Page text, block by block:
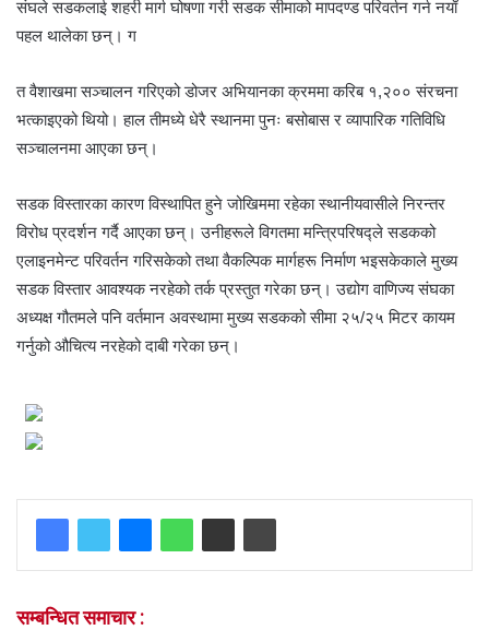
संघले सडकलाई शहरी मार्ग घोषणा गरी सडक सीमाको मापदण्ड परिवर्तन गर्न नयाँ
पहल थालेका छन्। ग
त वैशाखमा सञ्चालन गरिएको डोजर अभियानका क्रममा करिब १,२०० संरचना
भत्काइएको थियो। हाल तीमध्ये धेरै स्थानमा पुनः बसोबास र व्यापारिक गतिविधि
सञ्चालनमा आएका छन्।
सडक विस्तारका कारण विस्थापित हुने जोखिममा रहेका स्थानीयवासीले निरन्तर
विरोध प्रदर्शन गर्दै आएका छन्। उनीहरूले विगतमा मन्त्रिपरिषद्ले सडकको
एलाइनमेन्ट परिवर्तन गरिसकेको तथा वैकल्पिक मार्गहरू निर्माण भइसकेकाले मुख्य
सडक विस्तार आवश्यक नरहेको तर्क प्रस्तुत गरेका छन्। उद्योग वाणिज्य संघका
अध्यक्ष गौतमले पनि वर्तमान अवस्थामा मुख्य सडकको सीमा २५/२५ मिटर कायम
गर्नुको औचित्य नरहेको दाबी गरेका छन्।
सम्बन्धित समाचार :